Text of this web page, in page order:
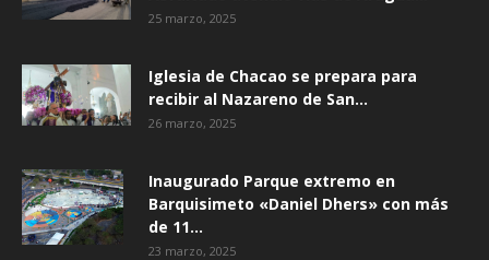
25 marzo, 2025
Iglesia de Chacao se prepara para
recibir al Nazareno de San...
26 marzo, 2025
Inaugurado Parque extremo en
Barquisimeto «Daniel Dhers» con más
de 11...
23 marzo, 2025